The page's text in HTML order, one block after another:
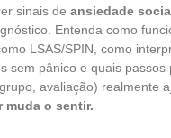
sinais de ansiedade
Entenda como
LSAS/SPIN, como
sem pânico e quais passos
avaliação) realmente
muda o sentir.